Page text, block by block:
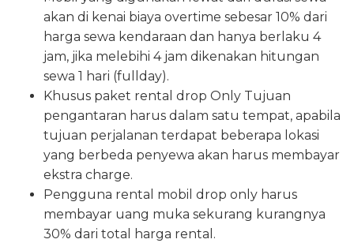
akan di kenai biaya overtime sebesar 10% dari
harga sewa kendaraan dan hanya berlaku 4
jam, jika melebihi 4 jam dikenakan hitungan
sewa 1 hari (fullday).
Khusus paket rental drop Only Tujuan
pengantaran harus dalam satu tempat, apabila
tujuan perjalanan terdapat beberapa lokasi
yang berbeda penyewa akan harus membayar
ekstra charge.
Pengguna rental mobil drop only harus
membayar uang muka sekurang kurangnya
30% dari total harga rental.